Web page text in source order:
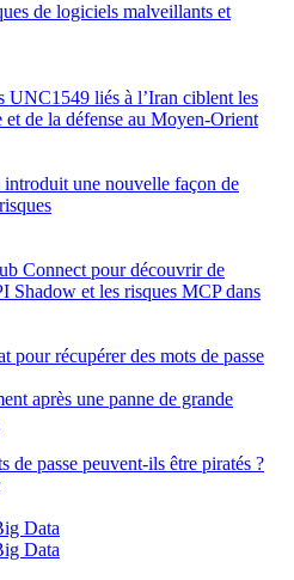
de logiciels malveillants et
UNC1549 liés à l’Iran ciblent les
et de la défense au Moyen-Orient
une nouvelle façon de
Connect pour découvrir de
Shadow et les risques MCP dans
pour récupérer des mots de passe
après une panne de grande
de passe peuvent-ils être piratés ?
Data
Data